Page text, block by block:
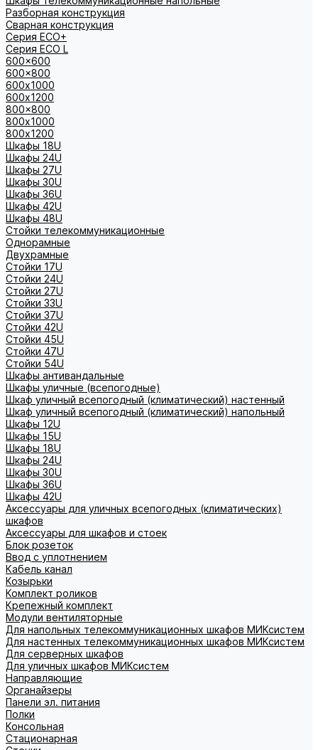
Разборная конструкция
Сварная конструкция
Серия ECO+
Серия ECO L
600x600
600x800
600х1000
600х1200
800x800
800х1000
800х1200
Шкафы 18U
Шкафы 24U
Шкафы 27U
Шкафы 30U
Шкафы 36U
Шкафы 42U
Шкафы 48U
Стойки телекоммуникационные
Однорамные
Двухрамные
Стойки 17U
Стойки 24U
Стойки 27U
Стойки 33U
Стойки 37U
Стойки 42U
Стойки 45U
Стойки 47U
Стойки 54U
Шкафы антивандальные
Шкафы уличные (всепогодные)
Шкаф уличный всепогодный (климатический) настенный
Шкаф уличный всепогодный (климатический) напольный
Шкафы 12U
Шкафы 15U
Шкафы 18U
Шкафы 24U
Шкафы 30U
Шкафы 36U
Шкафы 42U
Аксессуары для уличных всепогодных (климатических)
шкафов
Аксессуары для шкафов и стоек
Блок розеток
Ввод с уплотнением
Кабель канал
Козырьки
Комплект роликов
Крепежный комплект
Модули вентиляторные
Для напольных телекоммуникационных шкафов МИКсистем
Для настенных телекоммуникационных шкафов МИКсистем
Для серверных шкафов
Для уличных шкафов МИКсистем
Направляющие
Органайзеры
Панели эл. питания
Полки
Консольная
Стационарная